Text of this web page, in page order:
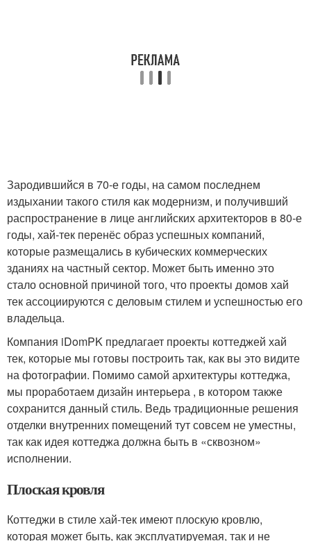
Зародившийся в 70-е годы, на самом последнем
издыхании такого стиля как модернизм, и получивший
распространение в лице английских архитекторов в 80-е
годы, хай-тек перенёс образ успешных компаний,
которые размещались в кубических коммерческих
зданиях на частный сектор. Может быть именно это
стало основной причиной того, что проекты домов хай
тек ассоциируются с деловым стилем и успешностью его
владельца.
Компания iDomPK предлагает проекты коттеджей хай
тек, которые мы готовы построить так, как вы это видите
на фотографии. Помимо самой архитектуры коттеджа,
мы проработаем дизайн интерьера , в котором также
сохранится данный стиль. Ведь традиционные решения
отделки внутренних помещений тут совсем не уместны,
так как идея коттеджа должна быть в «сквозном»
исполнении.
Плоская кровля
Коттеджи в стиле хай-тек имеют плоскую кровлю,
которая может быть, как эксплуатируемая, так и не